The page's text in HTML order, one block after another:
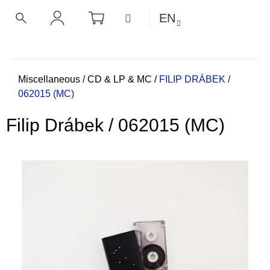
SHOPPING
CART MENUEN
Home
Miscellaneous / CD & LP & MC / FILIP DRÁBEK /
062015 (MC)
Filip Drábek / 062015 (MC)
BACK
BACK
h
a
a